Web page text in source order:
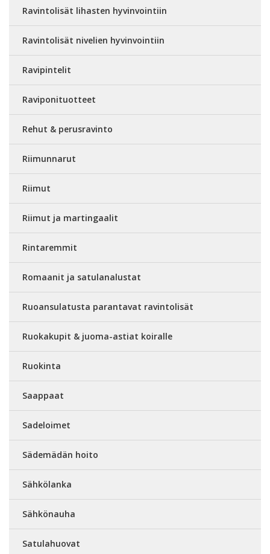
Ravintolisät lihasten hyvinvointiin
Ravintolisät nivelien hyvinvointiin
Ravipintelit
Raviponituotteet
Rehut & perusravinto
Riimunnarut
Riimut
Riimut ja martingaalit
Rintaremmit
Romaanit ja satulanalustat
Ruoansulatusta parantavat ravintolisät
Ruokakupit & juoma-astiat koiralle
Ruokinta
Saappaat
Sadeloimet
Sädemädän hoito
Sähkölanka
Sähkönauha
Satulahuovat